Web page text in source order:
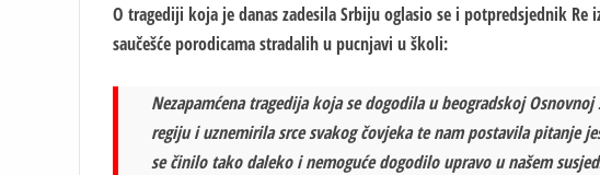
O tragediji koja je danas zadesila Srbiju oglasio se i potpredsjednik
saučešće porodicama stradalih u pucnjavi u školi:
Nezapamćena tragedija koja se dogodila u beogradskoj
regiju i uznemirila srce svakog čovjeka te nam postavila pitanje
se činilo tako daleko i nemoguće dogodilo upravo u našem